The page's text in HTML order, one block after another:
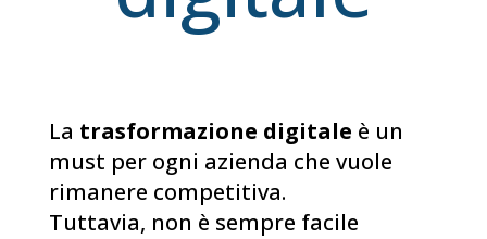
La trasformazione digitale è un
must per ogni azienda che vuole
rimanere competitiva.
Tuttavia, non è sempre facile